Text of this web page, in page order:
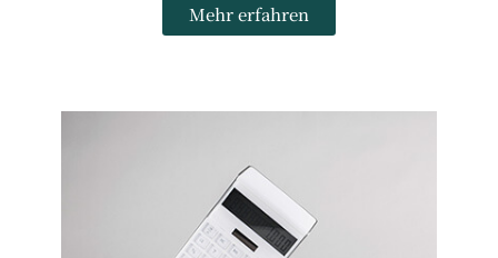
Mehr erfahren